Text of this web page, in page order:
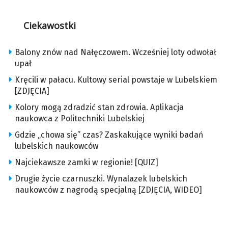
Ciekawostki
Balony znów nad Nałęczowem. Wcześniej loty odwołał
upał
Kręcili w pałacu. Kultowy serial powstaje w Lubelskiem
[ZDJĘCIA]
Kolory mogą zdradzić stan zdrowia. Aplikacja
naukowca z Politechniki Lubelskiej
Gdzie „chowa się” czas? Zaskakujące wyniki badań
lubelskich naukowców
Najciekawsze zamki w regionie! [QUIZ]
Drugie życie czarnuszki. Wynalazek lubelskich
naukowców z nagrodą specjalną [ZDJĘCIA, WIDEO]